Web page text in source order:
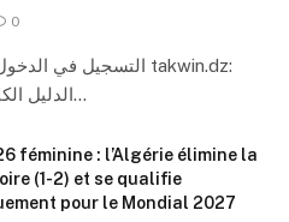
0
الدليل الكامل 🔗 رابط التسجيل الرسمي…
féminine : l’Algérie élimine la
(1-2) et se qualifie
pour le Mondial 2027